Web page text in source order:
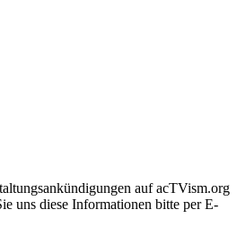
auf acTVism.org
uns diese Informationen bitte per E-